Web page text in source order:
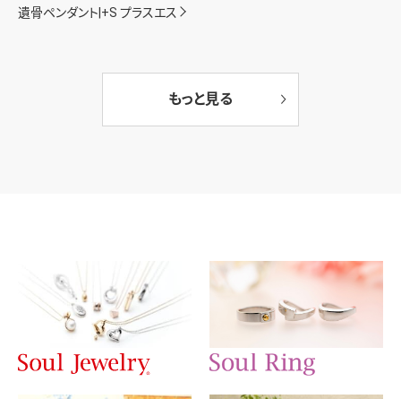
遺骨ペンダント|+S プラスエス
もっと見る